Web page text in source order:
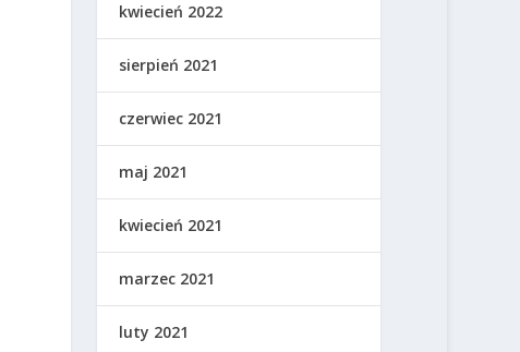
kwiecień 2022
sierpień 2021
czerwiec 2021
maj 2021
kwiecień 2021
marzec 2021
luty 2021